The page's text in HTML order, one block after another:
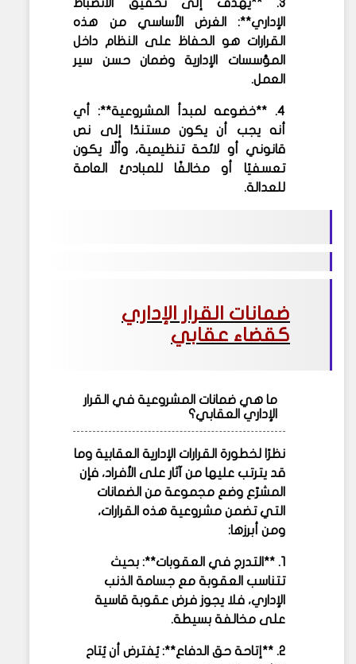
3. **يهدف إلى تحقيق الانضباط
الإداري**: الغرض الأساسي من هذه
القرارات هو الحفاظ على النظام داخل
المؤسسات الإدارية وضمان حسن سير
العمل.
4. **خضوعه لمبدأ المشروعية**: أي
أنه يجب أن يكون مستندًا إلى نص
قانوني أو لائحة تنظيمية، وألّا يكون
تعسفيًا أو مخالفًا للمبادئ العامة
للعدالة.
ضمانات القرار الإداري
كقضاء عقابي
ما هي ضمانات المشروعية في القرار
الإداري العقابي؟
نظرًا لخطورة القرارات الإدارية العقابية وما
قد يترتب عليها من آثار على الأفراد، فإن
المشرّع وضع مجموعة من الضمانات
التي تضمن مشروعية هذه القرارات،
ومن أبرزها:
1. **التدرج في العقوبات**: بحيث
تتناسب العقوبة مع جسامة الذنب
الإداري، فلا يجوز فرض عقوبة قاسية
على مخالفة بسيطة.
2. **إتاحة حق الدفاع**: يُفترض أن يُتاح